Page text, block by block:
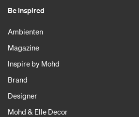
Be Inspired
Ambienten
Magazine
Inspire by Mohd
Brand
Designer
Mohd & Elle Decor